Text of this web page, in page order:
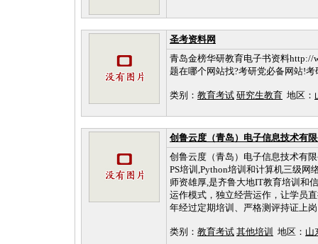
圣考资料网
青岛金榜华研教育电子书资料http://
题在哪个网站找?考研党必备网站!
类别： 教育考试 研究生教育 地区：
创鲁云度（青岛）电子信息技术有
创鲁云度（青岛）电子信息技术有
PS培训,Python培训和计算机三级
师资雄厚,是齐鲁大地IT教育培训和
运作模式，独立经营运作，让学员
年经过定期培训、严格测评持证上
类别： 教育考试 其他培训 地区： 山